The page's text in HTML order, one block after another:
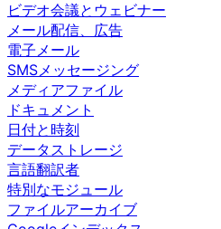
ビデオ会議とウェビナー
メール配信、広告
電子メール
SMSメッセージング
メディアファイル
ドキュメント
日付と時刻
データストレージ
言語翻訳者
特別なモジュール
ファイルアーカイブ